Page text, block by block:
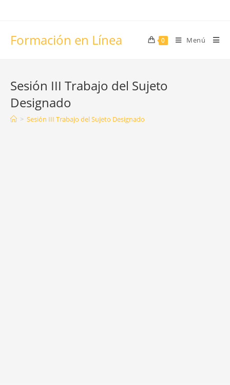
Formación en Línea 0 Menú
Sesión III Trabajo del Sujeto
Designado
> Sesión III Trabajo del Sujeto Designado